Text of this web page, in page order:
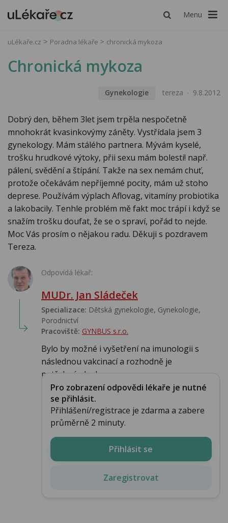
Menu
uLékaře.cz Poradna lékaře chronická mykoza
Chronická mykoza
Gynekologie tereza 9.8.2012
Dobrý den, během 3let jsem trpěla nespočetně
mnohokrát kvasinkovýmy záněty. Vystřídala jsem 3
gynekology. Mám stálého partnera. Mývám kyselé,
trošku hrudkové výtoky, přii sexu mám bolesti! např.
pálení, svědění a štípání. Takže na sex nemám chuť,
protože očekávám nepříjemné pocity, mám už stoho
deprese. Používám výplach Aflovag, vitamíny probiotika
a lakobacily. Tenhle problém mě fakt moc trápí i když se
snažím trošku doufat, že se o spraví, pořád to nejde.
Moc Vás prosím o nějakou radu. Děkuji s pozdravem
Tereza.
Odpovídá lékař:
MUDr. Jan Sládeček
Specializace: Dětská gynekologie, Gynekologie,
Porodnictví
Pracoviště: GYNBUS s.r.o.
Bylo by možné i vyšetření na imunologii s
následnou vakcinací a rozhodně je
potřebné,aby b...
Pro zobrazení odpovědi lékaře je nutné
se přihlásit.
Přihlášení/registrace je zdarma a zabere
průměrně 2 minuty.
Přihlásit se
Zaregistrovat